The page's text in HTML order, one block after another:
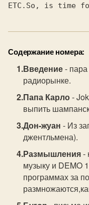
Содержание номера:
Введение-
радиорынке.
Папа Карло-
выпить
Дон-жуан - Из
джентльмена).
Размышления-
музыку и DEMO
программах за